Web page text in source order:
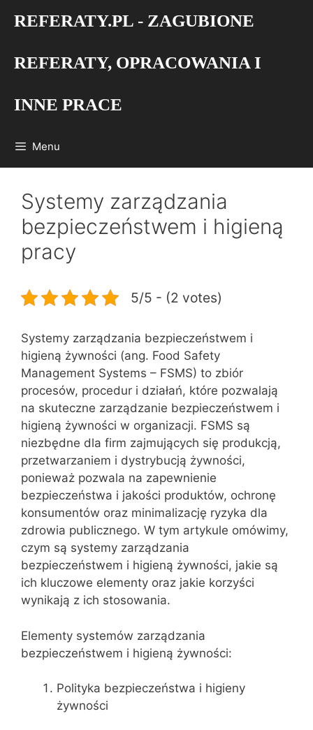
REFERATY.PL - ZAGUBIONE
REFERATY, OPRACOWANIA I
INNE PRACE
Menu
Systemy zarządzania
bezpieczeństwem i higieną
pracy
5/5 - (2 votes)
Systemy zarządzania bezpieczeństwem i
higieną żywności (ang. Food Safety
Management Systems – FSMS) to zbiór
procesów, procedur i działań, które pozwalają
na skuteczne zarządzanie bezpieczeństwem i
higieną żywności w organizacji. FSMS są
niezbędne dla firm zajmujących się produkcją,
przetwarzaniem i dystrybucją żywności,
ponieważ pozwala na zapewnienie
bezpieczeństwa i jakości produktów, ochronę
konsumentów oraz minimalizację ryzyka dla
zdrowia publicznego. W tym artykule omówimy,
czym są systemy zarządzania
bezpieczeństwem i higieną żywności, jakie są
ich kluczowe elementy oraz jakie korzyści
wynikają z ich stosowania.
Elementy systemów zarządzania
bezpieczeństwem i higieną żywności:
Polityka bezpieczeństwa i higieny
żywności